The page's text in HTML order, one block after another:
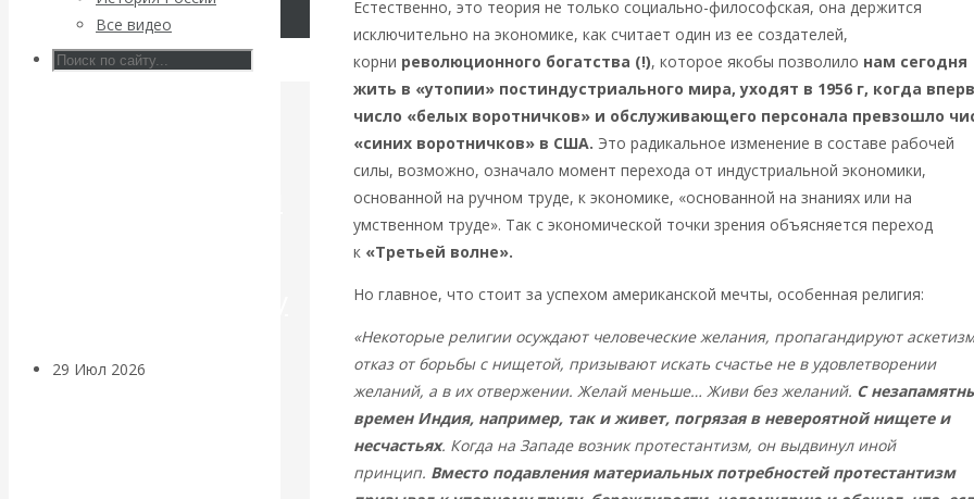
Все видео
Катасонов.
29 Июл 2026
Естественно, это теория не только социально-философская, она держится
исключительно на экономике, как считает один из ее создателей,
корни революционного богатства (!), которое якобы позволило нам сегодня
жить в «утопии» постиндустриального мира, уходят в 1956 г, когда
число «белых воротничков» и обслуживающего персонала превзошло
«синих воротничков» в США. Это радикальное изменение в составе рабочей
силы, возможно, означало момент перехода от индустриальной экономики,
основанной на ручном труде, к экономике, «основанной на знаниях или на
умственном труде». Так с экономической точки зрения объясняется переход
к «Третьей волне».
Но главное, что стоит за успехом американской мечты, особенная религия:
«Некоторые религии осуждают человеческие желания, пропагандируют
отказ от борьбы с нищетой, призывают искать счастье не в удовлетворении
желаний, а в их отвержении. Желай меньше… Живи без желаний. С
времен Индия, например, так и живет, погрязая в невероятной нищете и
несчастьях. Когда на Западе возник протестантизм, он выдвинул иной
принцип. Вместо подавления материальных потребностей протестантизм